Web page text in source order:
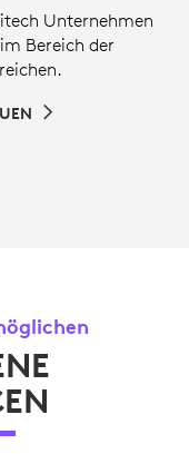
Unternehmen
Bereich der